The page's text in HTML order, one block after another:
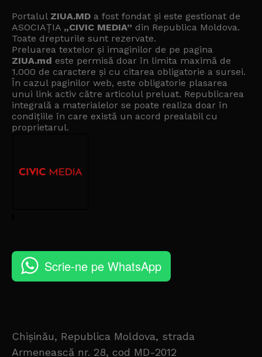
Portalul ZIUA.MD a fost fondat și este gestionat de
ASOCIAȚIA „CIVIC MEDIA” din Republica Moldova.
Toate drepturile sunt rezervate.
Preluarea textelor și imaginilor de pe pagina
ZIUA.md este permisă doar în limita maximă de
1.000 de caractere și cu citarea obligatorie a sursei.
În cazul paginilor web, este obligatorie plasarea
unui link activ către articolul preluat. Republicarea
integrală a materialelor se poate realiza doar în
condițiile în care există un acord prealabil cu
proprietarul.
Scrie-ne pe WhatsApp
Chișinău, Republica Moldova, strada
Armenească nr. 28, cod MD-2012